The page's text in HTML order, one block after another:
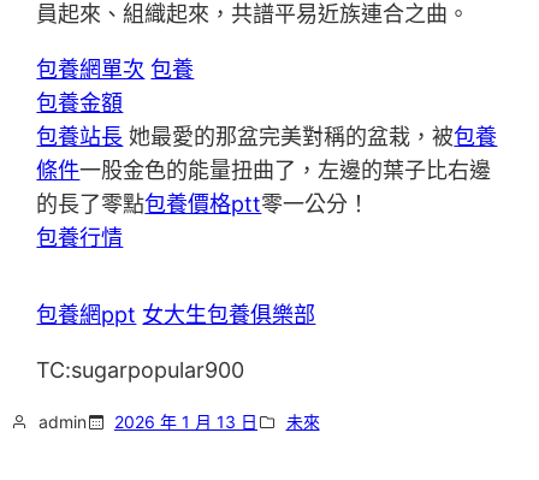
員起來、組織起來，共譜平易近族連合之曲。
包養網單次 包養
包養金額
包養站長 她最愛的那盆完美對稱的盆栽，被包養
條件一股金色的能量扭曲了，左邊的葉子比右邊
的長了零點包養價格ptt零一公分！
包養行情
包養網ppt 女大生包養俱樂部
TC:sugarpopular900
admin 2026 年 1 月 13 日 未來